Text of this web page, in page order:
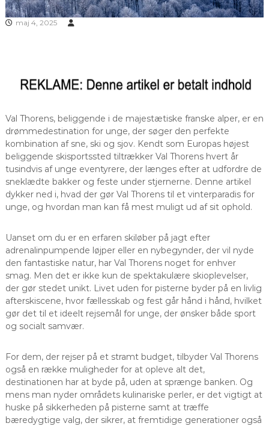
maj 4, 2025
Val Thorens, beliggende i de majestætiske franske alper, er en
drømmedestination for unge, der søger den perfekte
kombination af sne, ski og sjov. Kendt som Europas højest
beliggende skisportssted tiltrækker Val Thorens hvert år
tusindvis af unge eventyrere, der længes efter at udfordre de
sneklædte bakker og feste under stjernerne. Denne artikel
dykker ned i, hvad der gør Val Thorens til et vinterparadis for
unge, og hvordan man kan få mest muligt ud af sit ophold.
Uanset om du er en erfaren skiløber på jagt efter
adrenalinpumpende løjper eller en nybegynder, der vil nyde
den fantastiske natur, har Val Thorens noget for enhver
smag. Men det er ikke kun de spektakulære skioplevelser,
der gør stedet unikt. Livet uden for pisterne byder på en livlig
afterskiscene, hvor fællesskab og fest går hånd i hånd, hvilket
gør det til et ideelt rejsemål for unge, der ønsker både sport
og socialt samvær.
For dem, der rejser på et stramt budget, tilbyder Val Thorens
også en række muligheder for at opleve alt det,
destinationen har at byde på, uden at sprænge banken. Og
mens man nyder områdets kulinariske perler, er det vigtigt at
huske på sikkerheden på pisterne samt at træffe
bæredygtige valg, der sikrer, at fremtidige generationer også